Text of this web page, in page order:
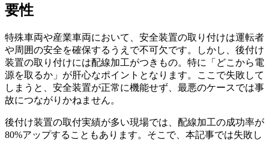
要性
特殊車両や産業車両において、安全装置の取り付けは運転者
や周囲の安全を確保するうえで不可欠です。しかし、後付け
装置の取り付けには配線加工がつきもの。特に「どこから電
源を取るか」が肝心なポイントとなります。ここで失敗して
しまうと、安全装置が正常に機能せず、最悪のケースでは事
故につながりかねません。
後付け装置の取付実績が多い現場では、配線加工の成功率が
80%アップすることもあります。そこで、本記事では失敗し